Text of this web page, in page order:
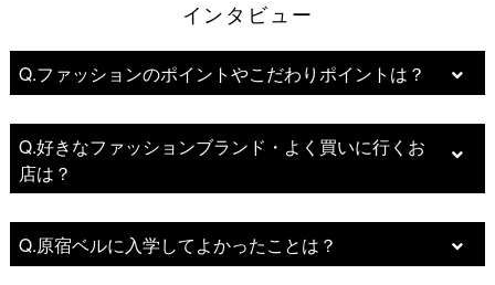
インタビュー
インタビュー
Q.ファッションのポイントやこだわりポイントは？
Q.好きなファッションブランド・よく買いに行くお
店は？
Q.原宿ベルに入学してよかったことは？